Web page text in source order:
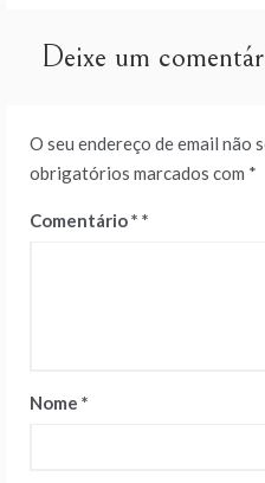
artigos
Deixe um
O seu endereço de email não
obrigatórios marcados com *
Comentário*
Nome *